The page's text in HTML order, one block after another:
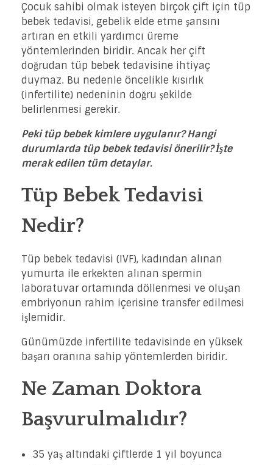
Çocuk sahibi olmak isteyen birçok çift için tüp
bebek tedavisi, gebelik elde etme şansını
artıran en etkili yardımcı üreme
yöntemlerinden biridir. Ancak her çift
doğrudan tüp bebek tedavisine ihtiyaç
duymaz. Bu nedenle öncelikle kısırlık
(infertilite) nedeninin doğru şekilde
belirlenmesi gerekir.
Peki tüp bebek kimlere uygulanır? Hangi
durumlarda tüp bebek tedavisi önerilir? İşte
merak edilen tüm detaylar.
Tüp Bebek Tedavisi
Nedir?
Tüp bebek tedavisi (IVF), kadından alınan
yumurta ile erkekten alınan spermin
laboratuvar ortamında döllenmesi ve oluşan
embriyonun rahim içerisine transfer edilmesi
işlemidir.
Günümüzde infertilite tedavisinde en yüksek
başarı oranına sahip yöntemlerden biridir.
Ne Zaman Doktora
Başvurulmalıdır?
35 yaş altındaki çiftlerde 1 yıl boyunca